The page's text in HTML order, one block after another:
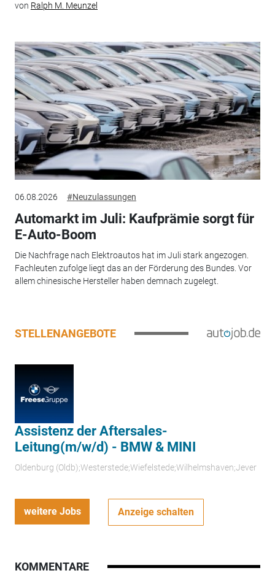
von Ralph M. Meunzel
06.08.2026 #Neuzulassungen
Automarkt im Juli: Kaufprämie sorgt für
E-Auto-Boom
Die Nachfrage nach Elektroautos hat im Juli stark angezogen.
Fachleuten zufolge liegt das an der Förderung des Bundes. Vor
allem chinesische Hersteller haben demnach zugelegt.
STELLENANGEBOTE
Assistenz der Aftersales-
Leitung(m/w/d) - BMW & MINI
Oldenburg (Oldb);Westerstede;Wiefelstede;Wilhelmshaven;Jever
weitere Jobs Anzeige schalten
KOMMENTARE